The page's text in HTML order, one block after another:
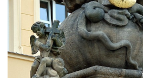
Ústí nad Labem
Sloup svatého Jana Nepomuckého v
Rokycanech
Sloup Panny Marie v Červeném Hrádku
Sloup se sochou Piety v Jirkově